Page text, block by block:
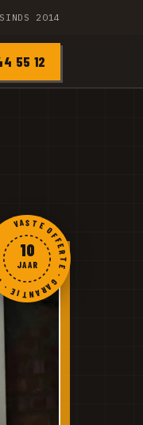
2014
55 12
· GARANTIE · VCA ·
10
JAAR